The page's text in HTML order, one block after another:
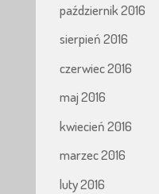
październik 2016
sierpień 2016
czerwiec 2016
maj 2016
kwiecień 2016
marzec 2016
luty 2016